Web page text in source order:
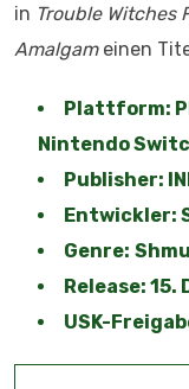
in Trouble Witches
Amalgameinen
Plattform:
Nintendo
Publisher:
Entwickler:
Genre:
Release: 15.
USK-